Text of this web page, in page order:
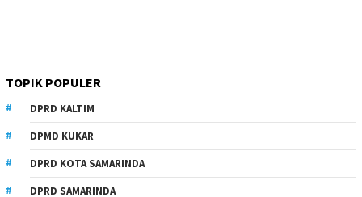
TOPIK POPULER
DPRD KALTIM
DPMD KUKAR
DPRD KOTA SAMARINDA
DPRD SAMARINDA